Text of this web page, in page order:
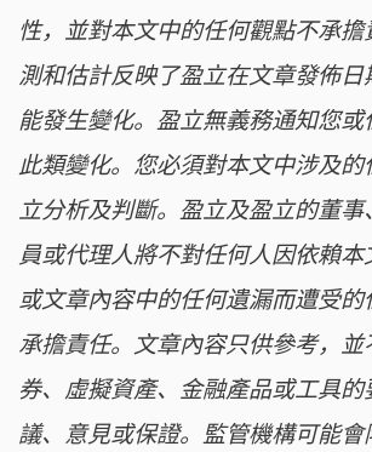
性，並對本文中的任何觀點不承
測和估計反映了盈立在文章發佈
能發生變化。盈立無義務通知您
此類變化。您必須對本文中涉及
立分析及判斷。盈立及盈立的董
員或代理人將不對任何人因依賴
或文章內容中的任何遺漏而遭受的
承擔責任。文章內容只供參考，並
券、虛擬資產、金融產品或工具
議、意見或保證。監管機構可能會